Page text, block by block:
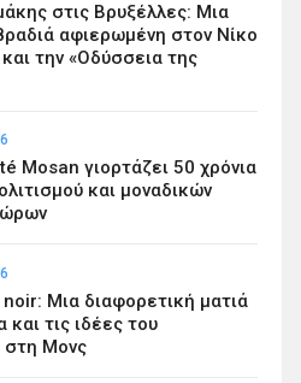
στις Βρυξέλλες: Μια
αφιερωμένη στον Νίκο
την «Οδύσσεια της
Mosan γιορτάζει 50 χρόνια
και μοναδικών
Μια διαφορετική ματιά
και τις ιδέες του
στη Μονς